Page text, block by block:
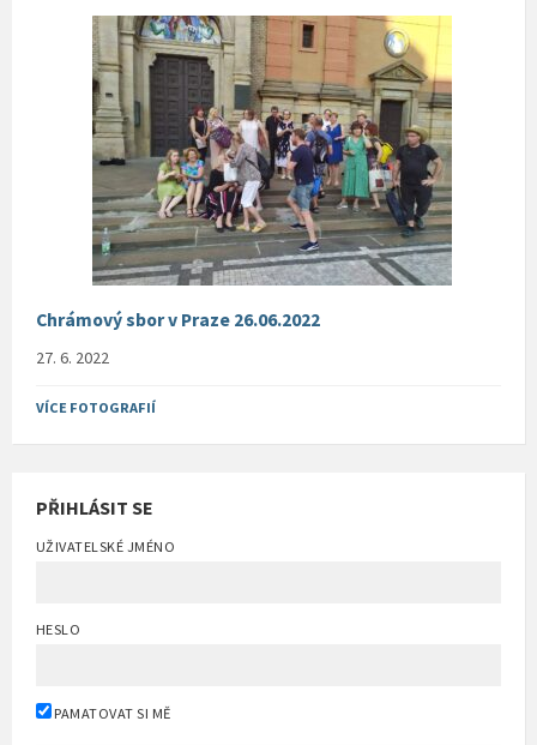
Chrámový sbor v Praze 26.06.2022
27. 6. 2022
VÍCE FOTOGRAFIÍ
PŘIHLÁSIT SE
UŽIVATELSKÉ JMÉNO
HESLO
PAMATOVAT SI MĚ